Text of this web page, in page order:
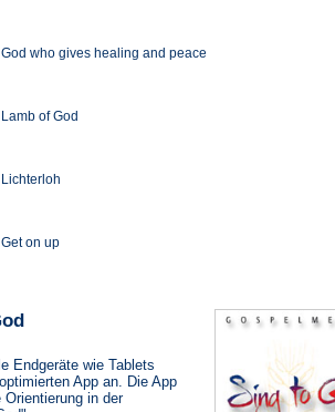
who gives healing and peace
of God
on up
Endgeräte wie Tablets
App an. Die App
in der